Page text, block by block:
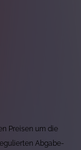
Preisen um die
Abgabe-